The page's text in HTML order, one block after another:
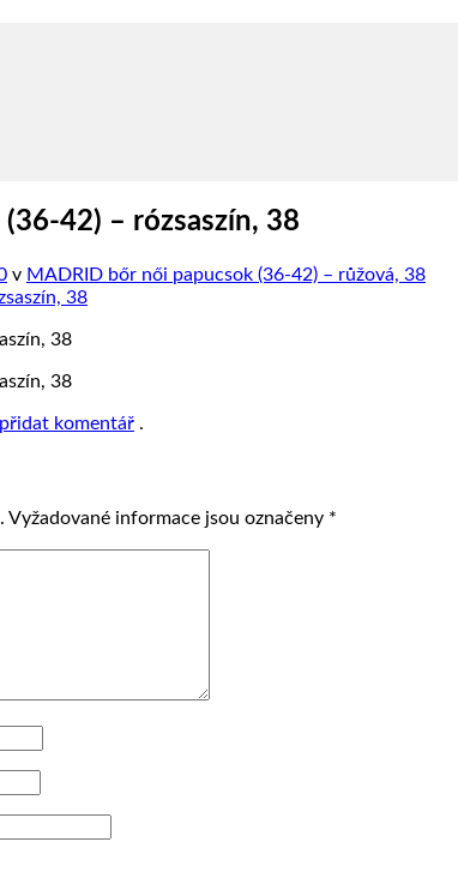
42) – rózsaszín, 38
v MADRID bőr női papucsok (36-42) – růžová, 38
38
38
přidat komentář .
Vyžadované informace jsou označeny *